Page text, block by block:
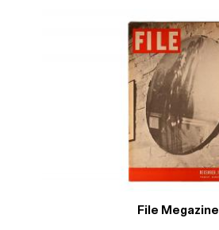
File Megazine